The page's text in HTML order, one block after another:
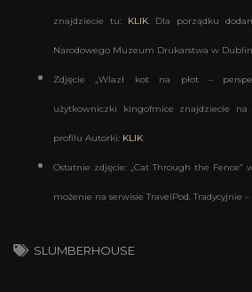
znajdziecie tu: KLIK. Dla porządku
Narodowego Muzeum Drukarstwa w
Zdjęcie „Wlazł kot na płot –
użytkowniczki kingofmice znajdziecie
profilu Autorki: KLIK.
Ostatnie zdjęcie: „Cat Through the Fence”
możenie na serwisie TravelPod. Tradycyjnie
SLUMBERHOUSE